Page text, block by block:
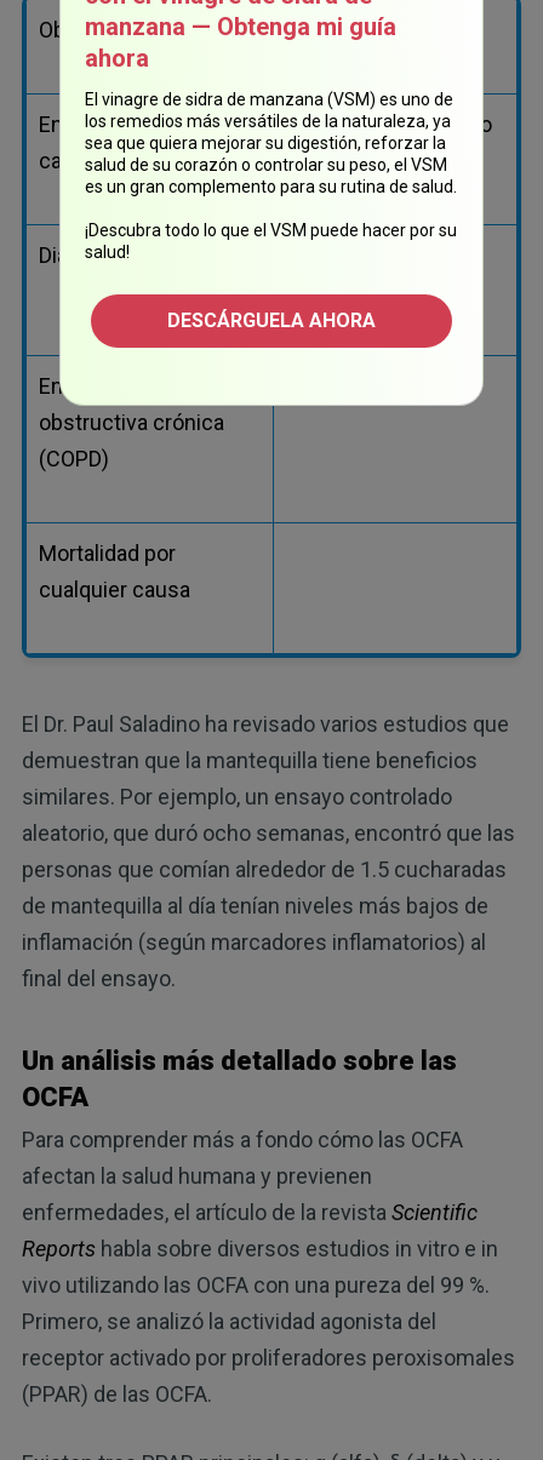
Obesidad Inflamación crónica
Enfermedades
cardiovasculares
Síndrome metabólico
Diabetes tipo 2
alcohólica (NASH)
Enfermedad pulmonar
obstructiva crónica
(COPD)
Mortalidad por
cualquier causa
El Dr. Paul Saladino ha revisado varios estudios que
demuestran que la mantequilla tiene beneficios
similares. Por ejemplo, un ensayo controlado
aleatorio, que duró ocho semanas, encontró que las
personas que comían alrededor de 1.5 cucharadas
de mantequilla al día tenían niveles más bajos de
inflamación (según marcadores inflamatorios) al
final del ensayo.
Un análisis más detallado sobre las
OCFA
Para comprender más a fondo cómo las OCFA
afectan la salud humana y previenen
enfermedades, el artículo de la revista Scientific
Reportshabla sobre diversos estudios in vitro e in
vivo utilizando las OCFA con una pureza del 99 %.
Primero, se analizó la actividad agonista del
receptor activado por proliferadores peroxisomales
(PPAR) de las OCFA.
manzana — Obtenga mi guía
ahora
El vinagre de sidra de manzana (VSM) es uno de
los remedios más versátiles de la naturaleza, ya
sea que quiera mejorar su digestión, reforzar la
salud de su corazón o controlar su peso, el VSM
es un gran complemento para su rutina de salud.
¡Descubra todo lo que el VSM puede hacer por su
salud!
DESCÁRGUELA AHORA